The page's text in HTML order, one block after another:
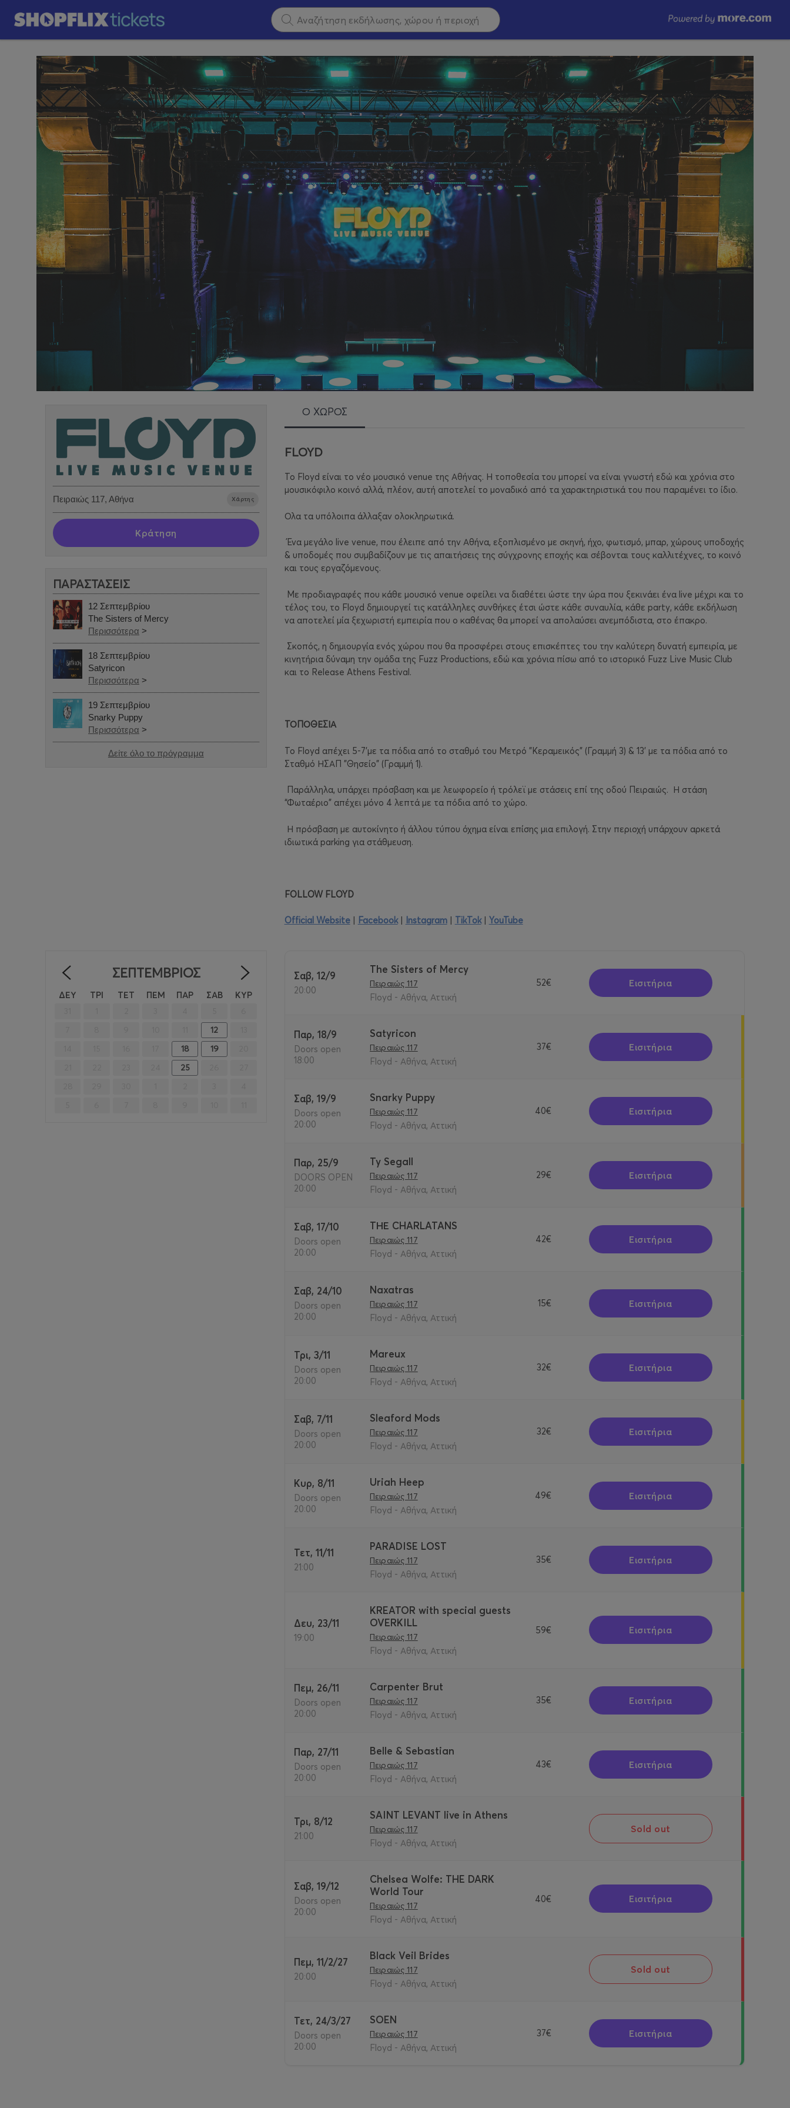
Πειραιώς 117, Αθήνα Χάρτης
Κράτηση
ΠΑΡΑΣΤΑΣΕΙΣ
12 Σεπτεμβρίου
The Sisters of Mercy
Περισσότερα >
18 Σεπτεμβρίου
Satyricon
Περισσότερα >
19 Σεπτεμβρίου
Snarky Puppy
Περισσότερα >
Δείτε όλο το πρόγραμμα
Ο ΧΩΡΟΣ
FLOYD
Το Floyd είναι το νέο μουσικό venue της Αθήνας. Η τοποθεσία του μπορεί να είναι γνωστή εδώ και χρόνια στο
μουσικόφιλο κοινό αλλά, πλέον, αυτή αποτελεί το μοναδικό από τα χαρακτηριστικά του που παραμένει το ίδιο.
Ολα τα υπόλοιπα άλλαξαν ολοκληρωτικά.
Ένα μεγάλο live venue, που έλειπε από την Αθήνα, εξοπλισμένο με σκηνή, ήχο, φωτισμό, μπαρ, χώρους υποδοχής
& υποδομές που συμβαδίζουν με τις απαιτήσεις της σύγχρονης εποχής και σέβονται τους καλλιτέχνες, το κοινό
και τους εργαζόμενους.
Με προδιαγραφές που κάθε μουσικό venue οφείλει να διαθέτει ώστε την ώρα που ξεκινάει ένα live μέχρι και το
τέλος του, το Floyd δημιουργεί τις κατάλληλες συνθήκες έτσι ώστε κάθε συναυλία, κάθε party, κάθε εκδήλωση
να αποτελεί μία ξεχωριστή εμπειρία που ο καθένας θα μπορεί να απολαύσει ανεμπόδιστα, στο έπακρο.
Σκοπός, η δημιουργία ενός χώρου που θα προσφέρει στους επισκέπτες του την καλύτερη δυνατή εμπειρία, με
κινητήρια δύναμη την ομάδα της Fuzz Productions, εδώ και χρόνια πίσω από το ιστορικό Fuzz Live Music Club
και το Release Athens Festival.
ΤΟΠΟΘΕΣΙΑ
Το Floyd απέχει 5-7'με τα πόδια από το σταθμό του Μετρό "Κεραμεικός" (Γραμμή 3) & 13' με τα πόδια από το
Σταθμό ΗΣΑΠ "Θησείο" (Γραμμή 1).
Παράλληλα, υπάρχει πρόσβαση και με λεωφορείο ή τρόλεϊ με στάσεις επί της οδού Πειραιώς. Η στάση
“Φωταέριο” απέχει μόνο 4 λεπτά με τα πόδια από το χώρο.
Η πρόσβαση με αυτοκίνητο ή άλλου τύπου όχημα είναι επίσης μια επιλογή. Στην περιοχή υπάρχουν αρκετά
ιδιωτικά parking για στάθμευση.
FOLLOW FLOYD
Official Website| Facebook| Instagram| TikTok| YouTube
ΣΕΠΤΈΜΒΡΙΟΣ
ΔΕΥ ΤΡΙ ΤΕΤ ΠΕΜ ΠΑΡ ΣΑΒ ΚΥΡ
12
18 19
25
Σαβ, 12/9
20:00
The Sisters of Mercy
Πειραιώς 117
Floyd - Αθήνα, Αττική
52€ Εισιτήρια
Παρ, 18/9
Doors open
18:00
Satyricon
Πειραιώς 117
Floyd - Αθήνα, Αττική
37€ Εισιτήρια
Σαβ, 19/9
Doors open
20:00
Snarky Puppy
Πειραιώς 117
Floyd - Αθήνα, Αττική
40€ Εισιτήρια
Παρ, 25/9
DOORS OPEN
20:00
Ty Segall
Πειραιώς 117
Floyd - Αθήνα, Αττική
29€ Εισιτήρια
Σαβ, 17/10
Doors open
20:00
ΤΗΕ CHARLATANS
Πειραιώς 117
Floyd - Αθήνα, Αττική
42€ Εισιτήρια
Σαβ, 24/10
Doors open
20:00
Naxatras
Πειραιώς 117
Floyd - Αθήνα, Αττική
15€ Εισιτήρια
Τρι, 3/11
Doors open
20:00
Mareux
Πειραιώς 117
Floyd - Αθήνα, Αττική
32€ Εισιτήρια
Σαβ, 7/11
Doors open
20:00
Sleaford Mods
Πειραιώς 117
Floyd - Αθήνα, Αττική
32€ Εισιτήρια
Κυρ, 8/11
Doors open
20:00
Uriah Heep
Πειραιώς 117
Floyd - Αθήνα, Αττική
49€ Εισιτήρια
Τετ, 11/11
21:00
PARADISE LOST
Πειραιώς 117
Floyd - Αθήνα, Αττική
35€ Εισιτήρια
Δευ, 23/11
19:00
KREATOR with special guests
OVERKILL
Πειραιώς 117
Floyd - Αθήνα, Αττική
59€ Εισιτήρια
Πεμ, 26/11
Doors open
20:00
Carpenter Brut
Πειραιώς 117
Floyd - Αθήνα, Αττική
35€ Εισιτήρια
Παρ, 27/11
Doors open
20:00
Belle & Sebastian
Πειραιώς 117
Floyd - Αθήνα, Αττική
43€ Εισιτήρια
Τρι, 8/12
21:00
SAINT LEVANT live in Athens
Πειραιώς 117
Floyd - Αθήνα, Αττική
Sold out
Σαβ, 19/12
Doors open
20:00
Chelsea Wolfe: THE DARK
World Tour
Πειραιώς 117
Floyd - Αθήνα, Αττική
40€ Εισιτήρια
Πεμ, 11/2/27
20:00
Black Veil Brides
Πειραιώς 117
Floyd - Αθήνα, Αττική
Sold out
Τετ, 24/3/27
Doors open
20:00
SOEN
Πειραιώς 117
Floyd - Αθήνα, Αττική
37€ Εισιτήρια